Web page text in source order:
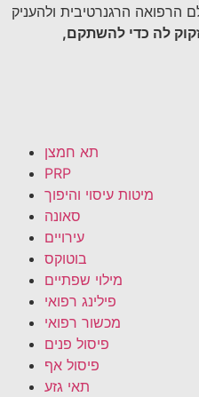
הרפואה הרגנרטיבית ולהעניק
לה כדי להשתקם,
תא חמצן
PRP
מיטות עיסוי והיפוך
סאונה
עירויים
בוטוקס
מילוי שפתיים
פילינג רפואי
מכשור רפואי
פיסול פנים
פיסול אף
תאי גזע